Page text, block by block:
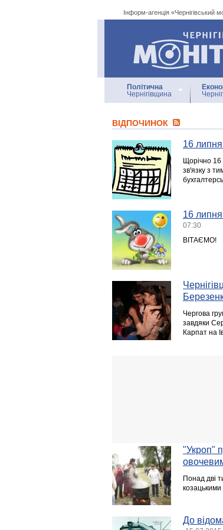
Інформ-агенція «Чернігівський
Інформ-агенція
«Чернігівський
Політична
Чернігівщина
ВІДПОЧИНОК
16
Щорічно 16
зв'язку з
16
07:30
ВІТАЄМО!
Чергова
завдяки
Карпат на
"Укроп"
Понад дві
козацькими
До